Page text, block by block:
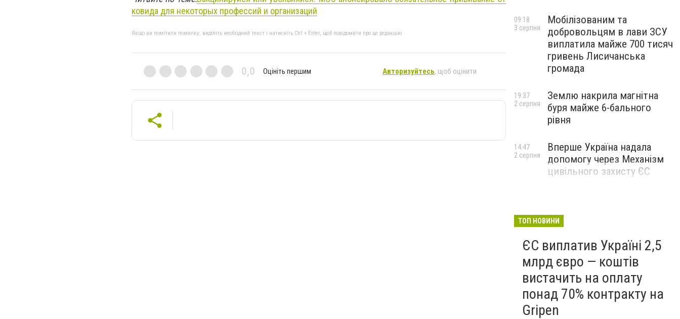
ковида для некоторых профессий и организаций
Якщо ви помітили помилку, виділіть необхідний текст і натисніть Ctrl + Enter, щоб повідомити про це редакцію
0,0 Оцініть першим Авторизуйтесь, щоб оцінити
Мобілізованим та
добровольцям в лави ЗСУ
виплатила майже 700 тисяч
гривень Лисичанська
громада
09:18
3 серпня
Землю накрила магнітна
буря майже 6-бального
рівня
19:37
2 серпня
Вперше Україна надала
допомогу через Механізм
цивільного захисту ЄС
14:47
2 серпня
ТОП НОВИНИ
ЄС виплатив Україні 2,5
млрд євро — коштів
вистачить на оплату
понад 70% контракту на
Gripen